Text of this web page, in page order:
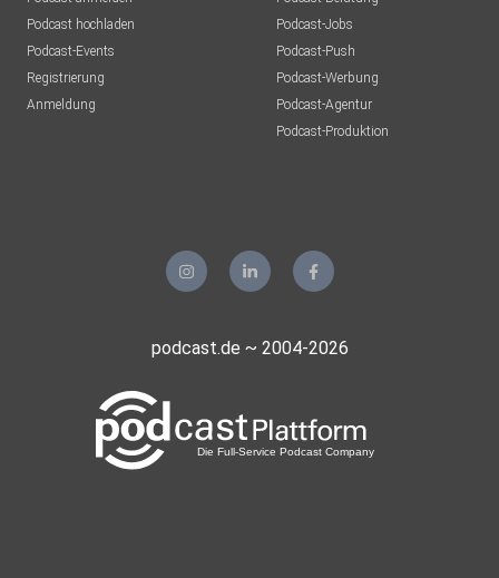
Mit derzeit rund 34.000 Studierenden und über
200.000 Alumni ist die DHBW die größte
Hochschule in Baden-Württemberg und eine der
größten Hochschulen der Bundesrepublik.
Podcast hochladen
Podcast-Events
Registrierung
Anmeldung
Podcast-Jobs
Podcast-Push
Podcast-Werbung
Podcast-Agentur
Podcast-Produktion
podcast.de ~ 2004-2026